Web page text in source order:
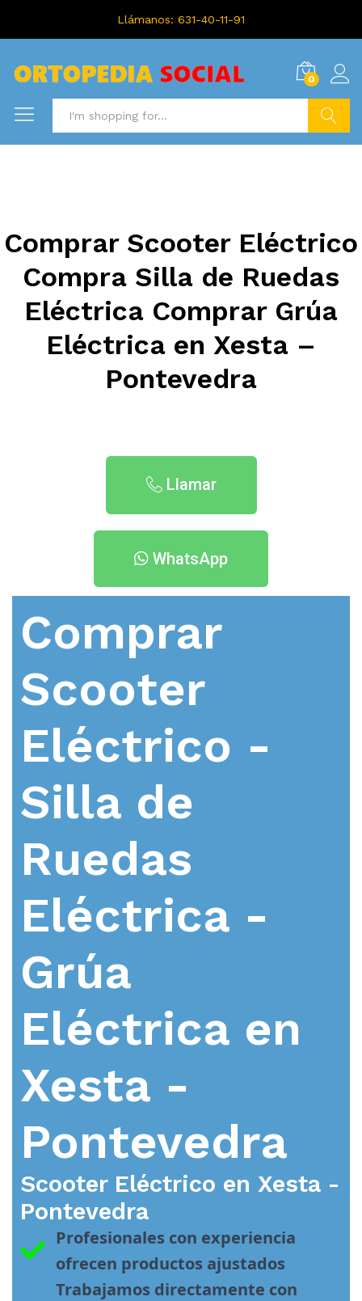
Llámanos: 631-40-11-91
0
Comprar Scooter Eléctrico
Compra Silla de Ruedas
Eléctrica Comprar Grúa
Eléctrica en Xesta –
Pontevedra
Llamar
WhatsApp
Comprar
Scooter
Eléctrico -
Silla de
Ruedas
Eléctrica -
Grúa
Eléctrica en
Xesta -
Pontevedra
Scooter Eléctrico en Xesta -
Pontevedra
Profesionales con experiencia
ofrecen productos ajustados
Trabajamos directamente con